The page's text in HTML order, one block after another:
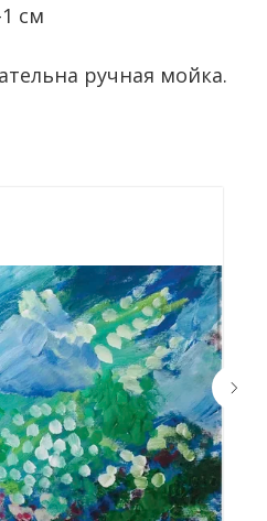
см
ручная мойка.